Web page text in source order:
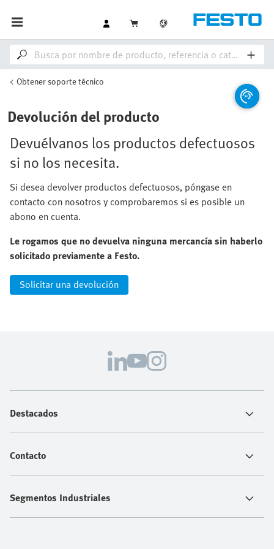
Obtener soporte técnico
Devolución del producto
Devuélvanos los productos defectuosos
si no los necesita.
Si desea devolver productos defectuosos, póngase en
contacto con nosotros y comprobaremos si es posible un
abono en cuenta.
Le rogamos que no devuelva ninguna mercancía sin haberlo
solicitado previamente a Festo.
Solicitar una devolución
Destacados
Contacto
Segmentos Industriales